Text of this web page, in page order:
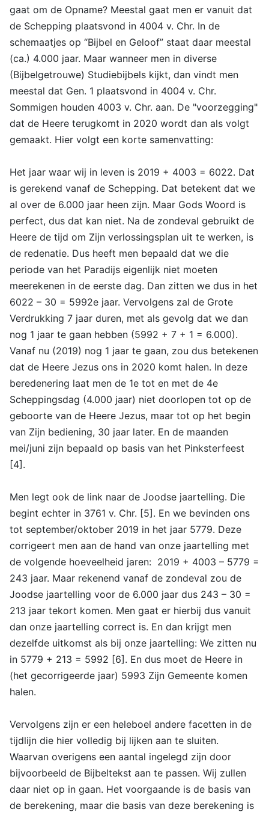
gaat om de Opname? Meestal gaat men er vanuit dat
de Schepping plaatsvond in 4004 v. Chr. In de
schemaatjes op “Bijbel en Geloof” staat daar meestal
(ca.) 4.000 jaar. Maar wanneer men in diverse
(Bijbelgetrouwe) Studiebijbels kijkt, dan vindt men
meestal dat Gen. 1 plaatsvond in 4004 v. Chr.
Sommigen houden 4003 v. Chr. aan. De "voorzegging"
dat de Heere terugkomt in 2020 wordt dan als volgt
gemaakt. Hier volgt een korte samenvatting:
Het jaar waar wij in leven is 2019 + 4003 = 6022. Dat
is gerekend vanaf de Schepping. Dat betekent dat we
al over de 6.000 jaar heen zijn. Maar Gods Woord is
perfect, dus dat kan niet. Na de zondeval gebruikt de
Heere de tijd om Zijn verlossingsplan uit te werken, is
de redenatie. Dus heeft men bepaald dat we die
periode van het Paradijs eigenlijk niet moeten
meerekenen in de eerste dag. Dan zitten we dus in het
6022 – 30 = 5992e jaar. Vervolgens zal de Grote
Verdrukking 7 jaar duren, met als gevolg dat we dan
nog 1 jaar te gaan hebben (5992 + 7 + 1 = 6.000).
Vanaf nu (2019) nog 1 jaar te gaan, zou dus betekenen
dat de Heere Jezus ons in 2020 komt halen. In deze
beredenering laat men de 1e tot en met de 4e
Scheppingsdag (4.000 jaar) niet doorlopen tot op de
geboorte van de Heere Jezus, maar tot op het begin
van Zijn bediening, 30 jaar later. En de maanden
mei/juni zijn bepaald op basis van het Pinksterfeest
[4].
Men legt ook de link naar de Joodse jaartelling. Die
begint echter in 3761 v. Chr. [5]. En we bevinden ons
tot september/oktober 2019 in het jaar 5779. Deze
corrigeert men aan de hand van onze jaartelling met
de volgende hoeveelheid jaren: 2019 + 4003 – 5779 =
243 jaar. Maar rekenend vanaf de zondeval zou de
Joodse jaartelling voor de 6.000 jaar dus 243 – 30 =
213 jaar tekort komen. Men gaat er hierbij dus vanuit
dan onze jaartelling correct is. En dan krijgt men
dezelfde uitkomst als bij onze jaartelling: We zitten nu
in 5779 + 213 = 5992 [6]. En dus moet de Heere in
(het gecorrigeerde jaar) 5993 Zijn Gemeente komen
halen.
Vervolgens zijn er een heleboel andere facetten in de
tijdlijn die hier volledig bij lijken aan te sluiten.
Waarvan overigens een aantal ingelegd zijn door
bijvoorbeeld de Bijbeltekst aan te passen. Wij zullen
daar niet op in gaan. Het voorgaande is de basis van
de berekening, maar die basis van deze berekening is